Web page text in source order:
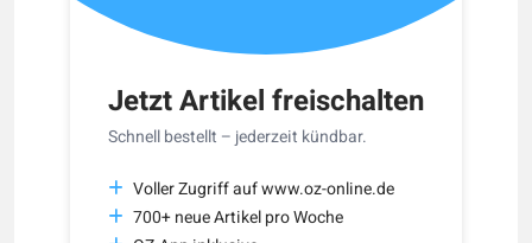
Jetzt Artikel freischalten
Schnell bestellt – jederzeit kündbar.
Voller Zugriff auf www.oz-online.de
700+ neue Artikel pro Woche